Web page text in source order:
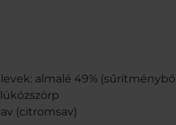
almalé 49%
(citromsav)